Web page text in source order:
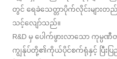
တွင် ရေခဲသေတ္တာပိုက်လိုင်းမျာ
သင့်လျော်သည်။
R&D မှ ပေါက်ဖွားလာသော ကုမ္ပ
ကျွန်ုပ်တို့၏ကိုယ်ပိုင်စက်ရုံနှင့် ပြီး